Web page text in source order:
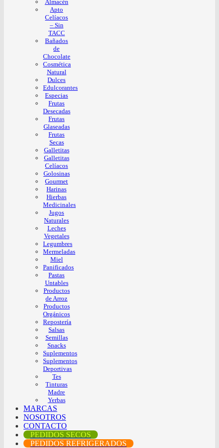
Almacén
Apto
Celíacos
– Sin
TACC
Bañados
de
Chocolate
Cosmética
Natural
Dulces
Edulcorantes
Especias
Frutas
Desecadas
Frutas
Glaseadas
Frutas
Secas
Galletitas
Galletitas
Celíacos
Golosinas
Gourmet
Harinas
Hierbas
Medicinales
Jugos
Naturales
Leches
Vegetales
Legumbres
Mermeladas
Miel
Panificados
Pastas
Untables
Productos
de Arroz
Productos
Orgánicos
Repostería
Salsas
Semillas
Snacks
Suplementos
Suplementos
Deportivas
Tes
Tinturas
Madre
Yerbas
MARCAS
NOSOTROS
CONTACTO
PEDIDOS SECOS
PEDIDOS REFRIGERADOS